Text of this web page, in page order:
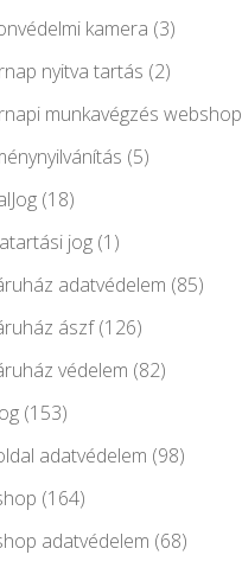
kamera (3)
nyitva tartás (2)
munkavégzés webshop
(5)
(18)
jog (1)
adatvédelem (85)
ászf(126)
védelem (82)
(153)
adatvédelem (98)
(164)
adatvédelem (68)